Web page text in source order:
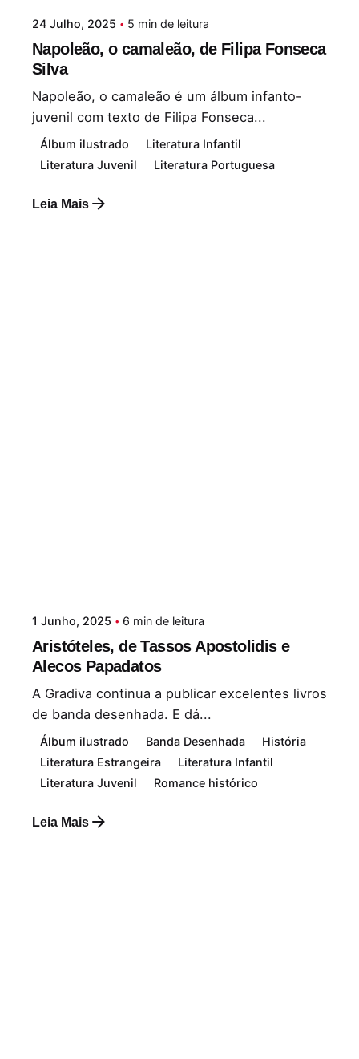
24 Julho, 2025 5 min de leitura
Napoleão, o camaleão, de Filipa Fonseca
Silva
Napoleão, o camaleão é um álbum infanto-
juvenil com texto de Filipa Fonseca...
Álbum ilustrado
Literatura Infantil
Literatura Juvenil
Literatura Portuguesa
Leia Mais
1 Junho, 2025 6 min de leitura
Aristóteles, de Tassos Apostolidis e
Alecos Papadatos
A Gradiva continua a publicar excelentes livros
de banda desenhada. E dá...
Álbum ilustrado Banda Desenhada
História
Literatura Estrangeira
Literatura Infantil
Literatura Juvenil
Romance histórico
Leia Mais